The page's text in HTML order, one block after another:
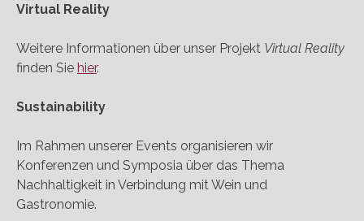
Virtual Reality
Weitere Informationen über unser Projekt Virtual Reality
finden Sie hier.
Sustainability
Im Rahmen unserer Events organisieren wir
Konferenzen und Symposia über das Thema
Nachhaltigkeit in Verbindung mit Wein und
Gastronomie.